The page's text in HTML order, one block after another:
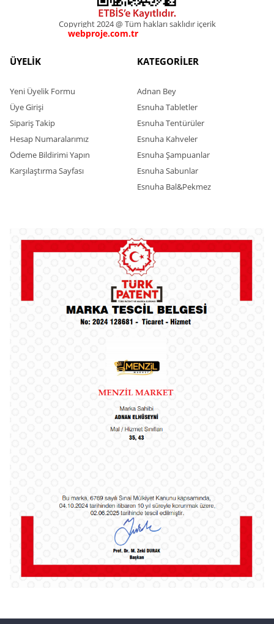
Copyright 2024 @ Tüm hakları saklıdır içerik
webproje.com.trwebproje.com.tr
ÜYELİK
Yeni Üyelik Formu
Üye Girişi
Sipariş Takip
Hesap Numaralarımız
Ödeme Bildirimi Yapın
Karşılaştırma Sayfası
KATEGORİLER
Adnan Bey
Esnuha Tabletler
Esnuha Tentürüler
Esnuha Kahveler
Esnuha Şampuanlar
Esnuha Sabunlar
Esnuha Bal&Pekmez